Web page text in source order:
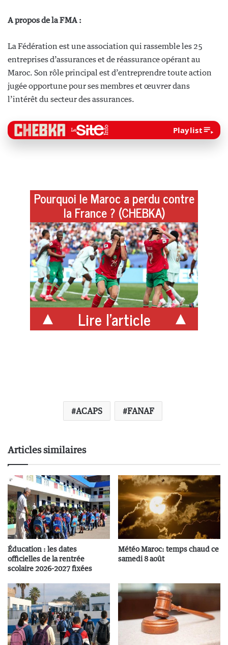
A propos de la FMA :
La Fédération est une association qui rassemble les 25
entreprises d’assurances et de réassurance opérant au
Maroc. Son rôle principal est d’entreprendre toute action
jugée opportune pour ses membres et œuvrer dans
l’intérêt du secteur des assurances.
Playlist
Pourquoi le Maroc a perdu contre
la France ? (CHEBKA)
Lire l'article
ACAPS FANAF
Articles similaires
Éducation : les dates
officielles de la rentrée
scolaire 2026-2027 fixées
Météo Maroc: temps chaud ce
samedi 8 août